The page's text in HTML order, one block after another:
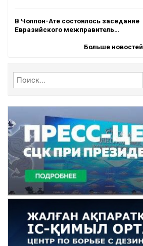
В Чолпон-Ате состоялось заседание
Евразийского межправитель…
Больше новостей